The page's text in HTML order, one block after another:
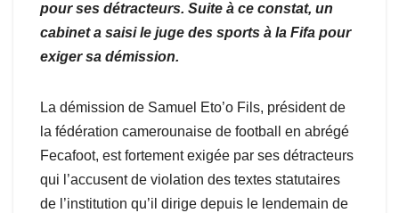
pour ses détracteurs. Suite à ce constat, un
cabinet a saisi le juge des sports à la Fifa pour
exiger sa démission.
La démission de Samuel Eto’o Fils, président de
la fédération camerounaise de football en abrégé
Fecafoot, est fortement exigée par ses détracteurs
qui l’accusent de violation des textes statutaires
de l’institution qu’il dirige depuis le lendemain de